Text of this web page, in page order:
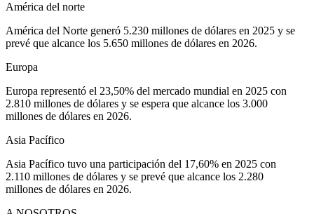
América del norte
América del Norte generó 5.230 millones de dólares en 2025 y se
prevé que alcance los 5.650 millones de dólares en 2026.
Europa
Europa representó el 23,50% del mercado mundial en 2025 con
2.810 millones de dólares y se espera que alcance los 3.000
millones de dólares en 2026.
Asia Pacífico
Asia Pacífico tuvo una participación del 17,60% en 2025 con
2.110 millones de dólares y se prevé que alcance los 2.280
millones de dólares en 2026.